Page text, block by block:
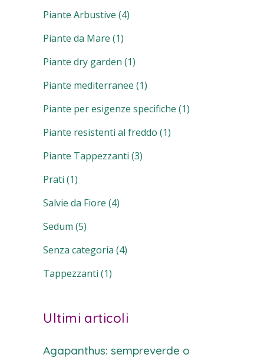
Piante Arbustive (4)
Piante da Mare (1)
Piante dry garden (1)
Piante mediterranee (1)
Piante per esigenze specifiche (1)
Piante resistenti al freddo (1)
Piante Tappezzanti (3)
Prati (1)
Salvie da Fiore (4)
Sedum (5)
Senza categoria (4)
Tappezzanti (1)
Ultimi articoli
Agapanthus: sempreverde o